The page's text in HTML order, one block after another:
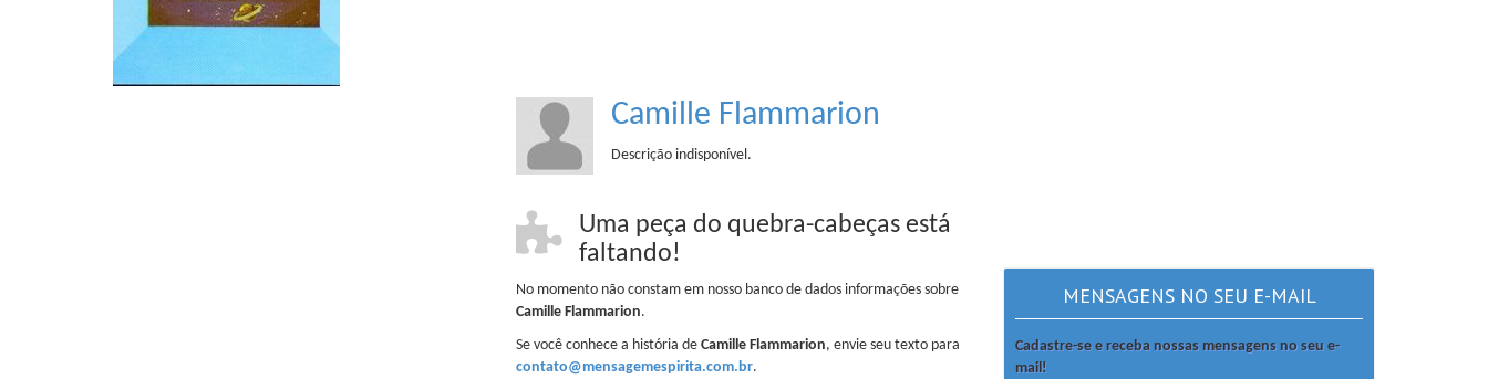
Camille Flammarion
Descrição indisponível.
Uma peça do quebra-cabeças está
faltando!
No momento não constam em nosso banco de dados informações sobre
Camille Flammarion.
Se você conhece a história de Camille Flammarion, envie seu texto para
contato@mensagemespirita.com.br.
MENSAGENS NO SEU E-MAIL
Cadastre-se e receba nossas mensagens no seu e-
mail!